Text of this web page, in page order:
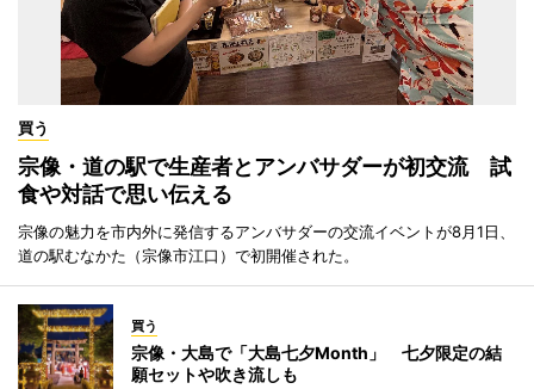
買う
宗像・道の駅で生産者とアンバサダーが初交流 試
食や対話で思い伝える
宗像の魅力を市内外に発信するアンバサダーの交流イベントが8月1日、
道の駅むなかた（宗像市江口）で初開催された。
買う
宗像・大島で「大島七夕Month」 七夕限定の結
願セットや吹き流しも